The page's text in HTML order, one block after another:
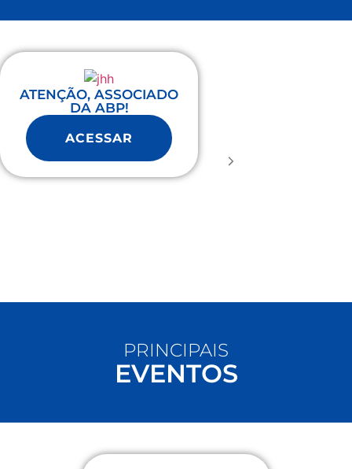
ATENÇÃO, ASSOCIADO
DA ABP!
ACESSAR
PRINCIPAIS
EVENTOS